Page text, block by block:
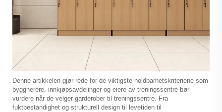
Denne artikkelen gjør rede for de viktigste holdbarhetskriteriene som
byggherere, innkjøpsavdelinger og eiere av treningssentre bør
vurdere når de velger garderober til treningssentre. Fra
fuktbestandighet og strukturell design til levetiden til